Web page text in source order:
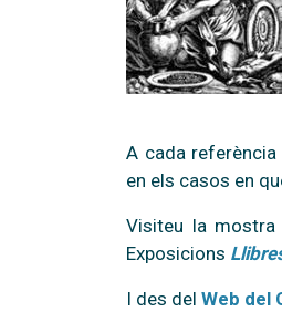
A cada
en els casos en
Visiteu la
Exposicions
I des del Web del